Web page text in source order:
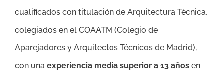
cualificados con titulación de Arquitectura Técnica,
colegiados en el COAATM (Colegio de
Aparejadores y Arquitectos Técnicos de Madrid),
con una experiencia media superior a 13 años en